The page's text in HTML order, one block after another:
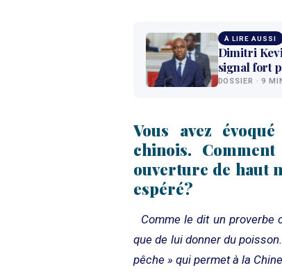
À LIRE AUSSI
Dimitri
signal fort
DOSSIER · 9
Vous avez
chinois.
ouverture de haut
espéré?
Comme le dit un proverbe
que de lui donner du
pêche » qui permet à la